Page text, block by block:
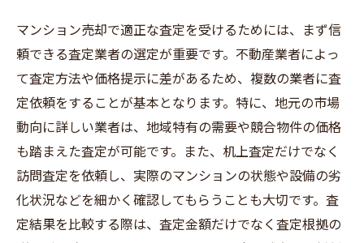
マンション売却で適正な査定を受けるためには、まず信
頼できる査定業者の選定が重要です。不動産業者によっ
て査定方法や価格提示に差があるため、複数の業者に査
定依頼をすることが基本となります。特に、地元の市場
動向に詳しい業者は、地域特有の需要や競合物件の価格
も踏まえた査定が可能です。また、机上査定だけでなく
訪問査定を依頼し、実際のマンションの状態や設備の劣
化状況などを細かく確認してもらうことも大切です。査
定結果を比較する際は、査定金額だけでなく査定根拠の